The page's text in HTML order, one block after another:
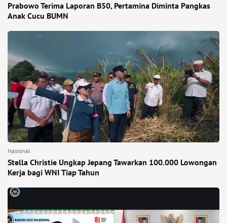
Prabowo Terima Laporan B50, Pertamina Diminta Pangkas
Anak Cucu BUMN
Nasional
Stella Christie Ungkap Jepang Tawarkan 100.000 Lowongan
Kerja bagi WNI Tiap Tahun